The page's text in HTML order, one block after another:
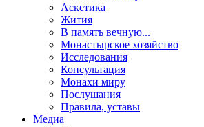
Аскетика
Жития
В память вечную...
Монастырское хозяйство
Исследования
Консультация
Монахи миру
Послушания
Правила, уставы
Медиа